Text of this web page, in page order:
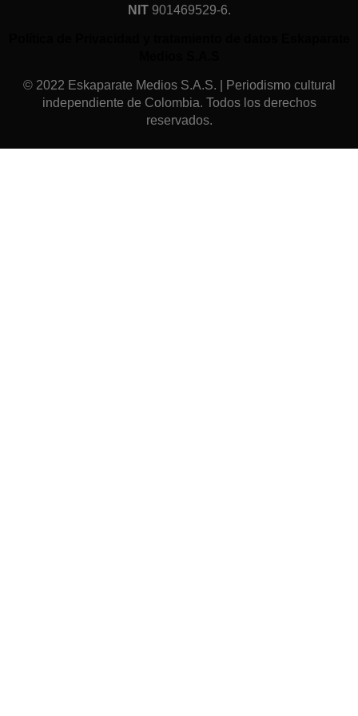
NIT 901469529-6.
© 2022 Eskaparate Medios S.A.S. | Periodismo cultural
independiente de Colombia. Todos los derechos
reservados.